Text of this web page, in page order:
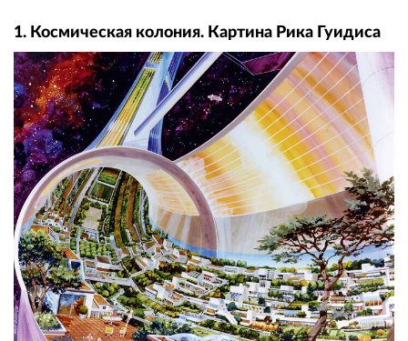
1. Космическая колония. Картина Рика Гуидиса